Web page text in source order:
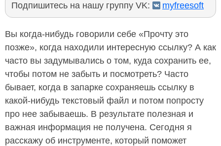
Подпишитесь на нашу группу VK: myfreesoft
Вы когда-нибудь говорили себе «Прочту это
позже», когда находили интересную ссылку? А как
часто вы задумывались о том, куда сохранить ее,
чтобы потом не забыть и посмотреть? Часто
бывает, когда в запарке сохраняешь ссылку в
какой-нибудь текстовый файл и потом попросту
про нее забываешь. В результате полезная и
важная информация не получена. Сегодня я
расскажу об инструменте, который поможет